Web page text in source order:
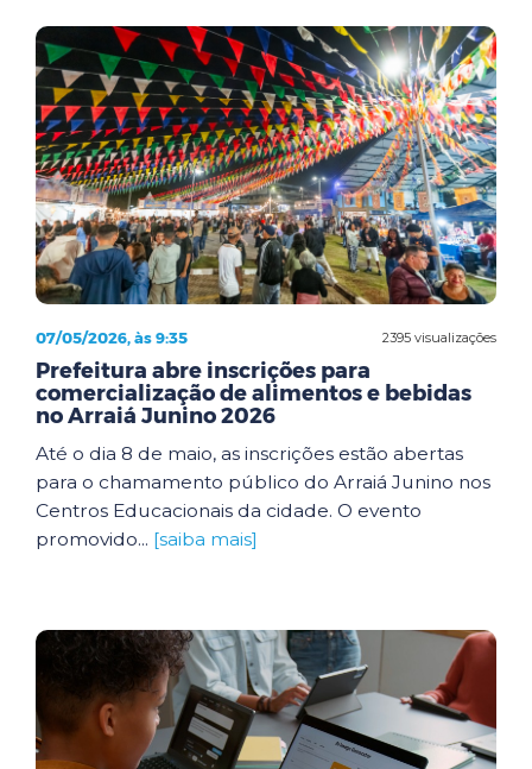
2395 visualizações
07/05/2026, às 9:35
Prefeitura abre inscrições para
comercialização de alimentos e bebidas
no Arraiá Junino 2026
Até o dia 8 de maio, as inscrições estão abertas
para o chamamento público do Arraiá Junino nos
Centros Educacionais da cidade. O evento
promovido... [saiba mais]